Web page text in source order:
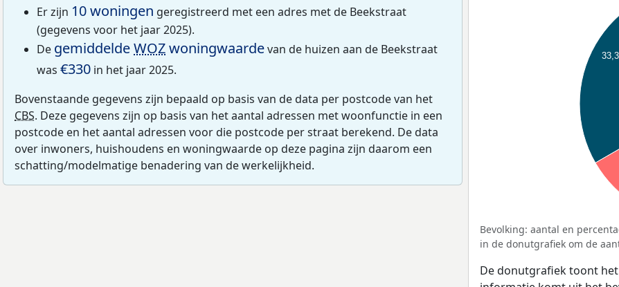
Er zijn 10 woningen geregistreerd met een adres met de Beekstraat
(gegevens voor het jaar 2025).
De gemiddeldeWOZwoningwaardevan de huizen aan de Beekstraat
was €330 in het jaar 2025.
Bovenstaande gegevens zijn bepaald op basis van de data per postcode van het
CBS. Deze gegevens zijn op basis van het aantal adressen met woonfunctie in een
postcode en het aantal adressen voor die postcode per straat berekend. De data
over inwoners, huishoudens en woningwaarde op deze pagina zijn daarom een
schatting/modelmatige benadering van de werkelijkheid.
Bevolking: aantal en
in de donutgrafiek om de
De donutgrafiek toont